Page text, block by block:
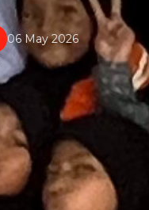
06 May 2026